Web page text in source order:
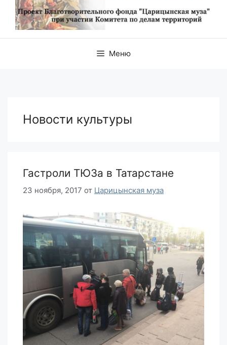
Меню
Новости культуры
Гастроли ТЮЗа в Татарстане
23 ноября, 2017 от Царицынская муза